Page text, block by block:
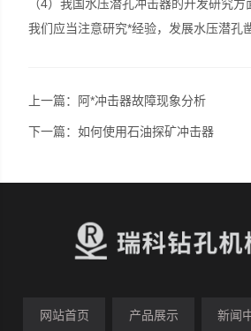
（4）我国水压潜孔冲击器的开发研究方
我们应当注意研究*经验，发展水压潜孔
上一篇： 阿*冲击器故障现象分析
下一篇：如何使用石油探矿冲击器
网站首页 产品展示 新闻